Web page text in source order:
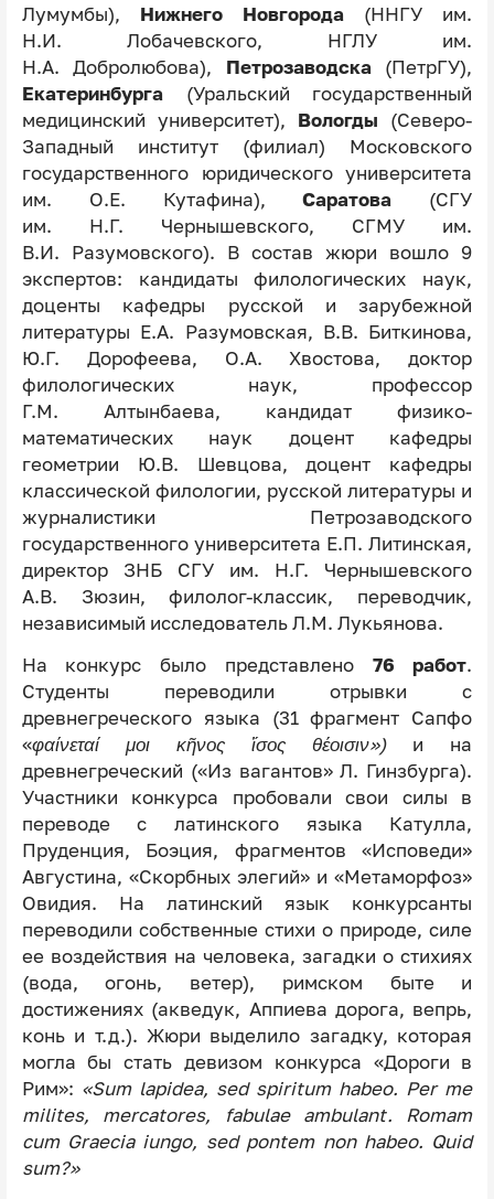
Лумумбы), Нижнего Новгорода (ННГУ им.
Н.И. Лобачевского, НГЛУ им.
Н.А. Добролюбова), Петрозаводска (ПетрГУ),
Екатеринбурга(Уральский государственный
медицинский университет), Вологды (Северо-
Западный институт (филиал) Московского
государственного юридического университета
им. О.Е. Кутафина),Саратова (СГУ
им. Н.Г. Чернышевского, СГМУ им.
В.И. Разумовского). В состав жюри вошло 9
экспертов: кандидаты филологических наук,
доценты кафедры русской и зарубежной
литературы Е.А. Разумовская, В.В. Биткинова,
Ю.Г. Дорофеева, О.А. Хвостова, доктор
филологических наук, профессор
Г.М. Алтынбаева, кандидат физико-
математических наук доцент кафедры
геометрии Ю.В. Шевцова, доцент кафедры
классической филологии, русской литературы и
журналистики Петрозаводского
государственного университета Е.П. Литинская,
директор ЗНБ СГУ им. Н.Г. Чернышевского
А.В. Зюзин, филолог-классик, переводчик,
независимый исследователь Л.М. Лукьянова.
На конкурс было представлено 76 работ.
Студенты переводили отрывки с
древнегреческого языка (31 фрагмент Сапфо
«φαίνεταί μοι κῆνος ἴσος θέοισιν»)и на
древнегреческий («Из вагантов» Л. Гинзбурга).
Участники конкурса пробовали свои силы в
переводе с латинского языка Катулла,
Пруденция, Боэция, фрагментов «Исповеди»
Августина, «Скорбных элегий» и «Метаморфоз»
Овидия. На латинский язык конкурсанты
переводили собственные стихи о природе, силе
ее воздействия на человека, загадки о стихиях
(вода, огонь, ветер), римском быте и
достижениях (акведук, Аппиева дорога, вепрь,
конь и т.д.). Жюри выделило загадку, которая
могла бы стать девизом конкурса «Дороги в
Рим»: «Sum lapidea, sed spiritum habeo. Per me
milites, mercatores, fabulae ambulant. Romam
cum Graecia iungo, sed pontem non habeo. Quid
sum?»